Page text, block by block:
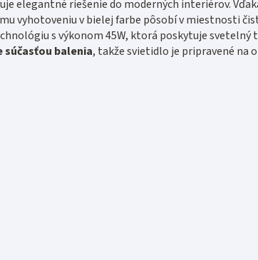
elegantné riešenie do moderných interiérov.
vyhotoveniu v bielej farbe pôsobí v miestnosti
s výkonom 45W, ktorá poskytuje svetelný
súčasťou balenia, takže svietidlo je pripravené na